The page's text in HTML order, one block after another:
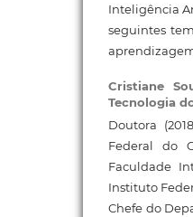
Inteligência
seguintes
Cristiane
Tecnologia
Doutora
Federal do
Faculdade
Instituto
Chefe do